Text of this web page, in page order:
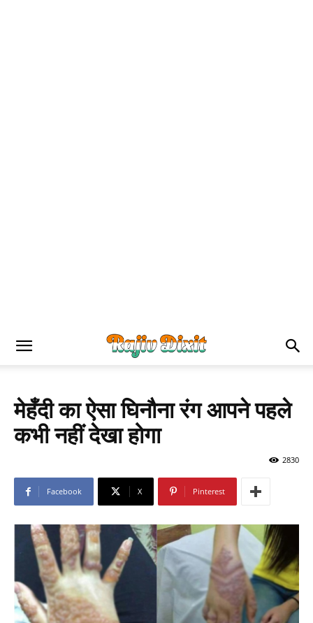
मेहँदी का ऐसा घिनौना रंग आपने पहले
कभी नहीं देखा होगा
2830
Facebook X Pinterest